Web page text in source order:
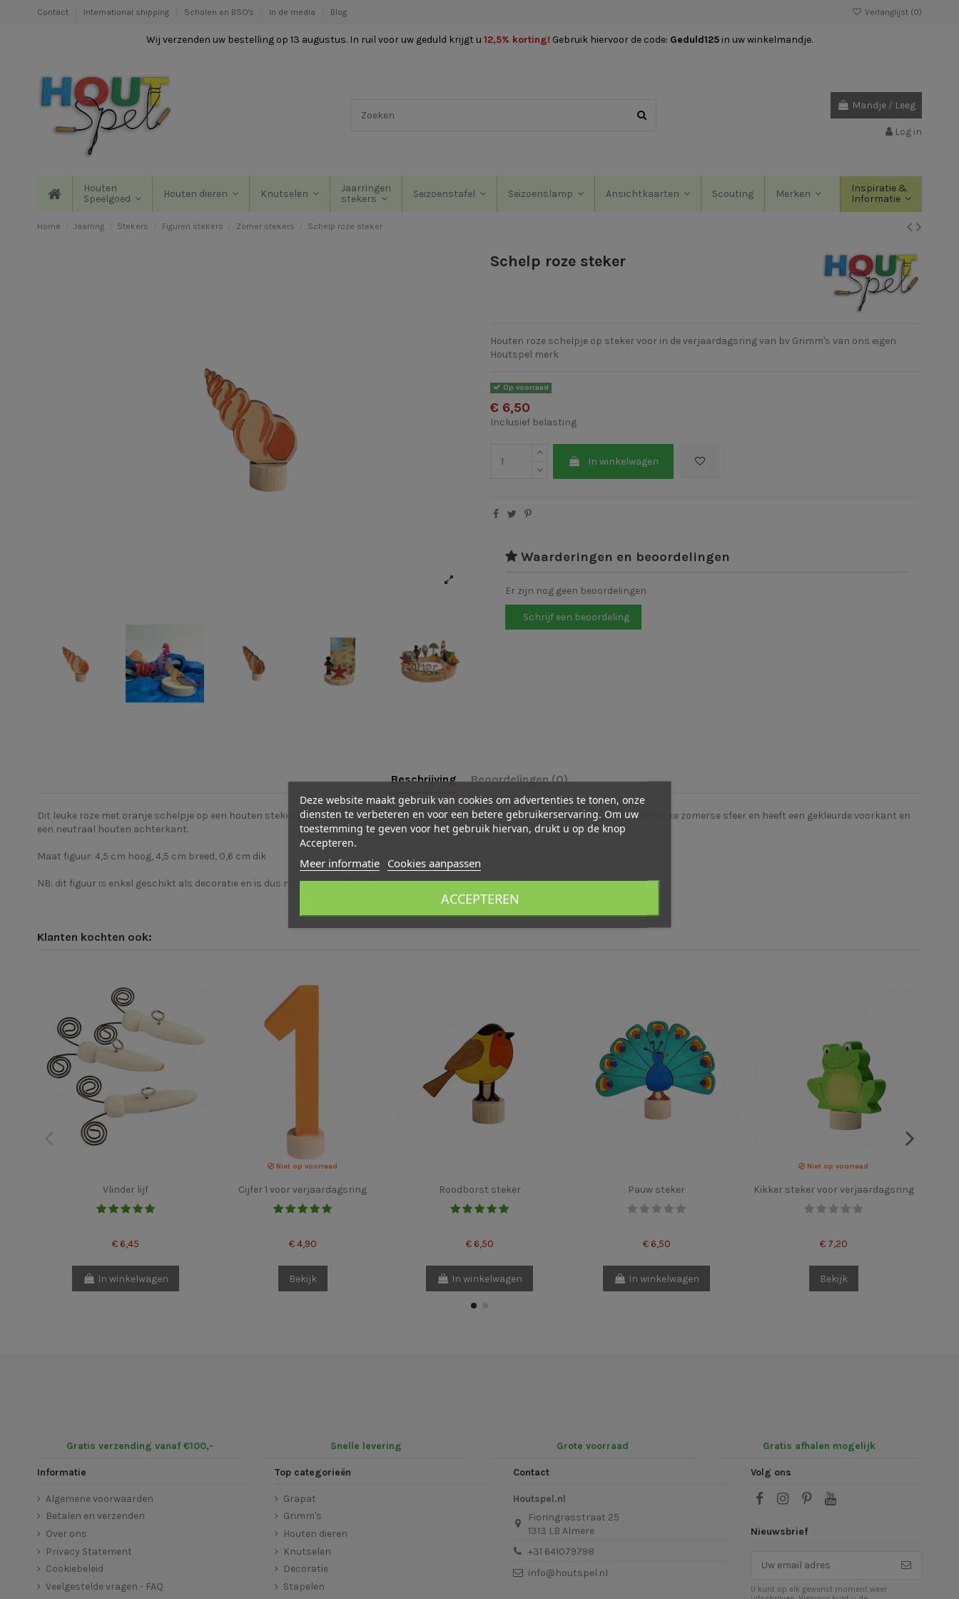
Contact International shipping Scholen en BSO's In de media Blog Verlanglijst (0)
Wij verzenden uw bestelling op 13 augustus. In ruil voor uw geduld krijgt u 12,5% korting! Gebruik hiervoor de code: Geduld125 in uw winkelmandje.
Mandje / Leeg
Log in
Houten
Speelgoed
Houten dieren Knutselen
Jaarringen
stekers
Seizoenstafel Seizoenslamp Ansichtkaarten Scouting Merken
Inspiratie &
Informatie
Home Jaarring Stekers Figuren stekers Zomer stekers Schelp roze steker
Schelp roze steker
Houten roze schelpje op steker voor in de verjaardagsring van bv Grimm's van ons eigen
Houtspel merk
Op voorraad
€ 6,50
Inclusief belasting
In winkelwagen
Waarderingen en beoordelingen
Er zijn nog geen beoordelingen
Schrijf een beoordeling
Beschrijving Beoordelingen (0)
Dit leuke roze met oranje schelpje op een houten steker past precies in de verjaardagsring of stekerhouder. Het schelpje geeft een heerlijke zomerse sfeer en heeft een gekleurde voorkant en
een neutraal houten achterkant.
Maat figuur: 4,5 cm hoog, 4,5 cm breed, 0,6 cm dik
NB: dit figuur is enkel geschikt als decoratie en is dus niet om mee te spelen.
Klanten kochten ook:
Vlinder lijf
€ 6,45
In winkelwagen
Niet op voorraad
Cijfer 1 voor verjaardagsring
€ 4,90
Bekijk
Roodborst steker
€ 6,50
In winkelwagen
Pauw steker
€ 6,50
In winkelwagen
Niet op voorraad
Kikker steker voor verjaardagsring
€ 7,20
Bekijk
Gratis verzending vanaf €100,- Snelle levering Grote voorraad Gratis afhalen mogelijk
Informatie
Algemene voorwaarden
Betalen en verzenden
Over ons
Privacy Statement
Cookiebeleid
Veelgestelde vragen - FAQ
Top categorieën
Grapat
Grimm's
Houten dieren
Knutselen
Decoratie
Stapelen
Contact
Houtspel.nl
Fioringrasstraat 25
1313 LB Almere
+31 641079798
info@houtspel.nl
Deze website maakt gebruik van cookies om advertenties te tonen, onze
diensten te verbeteren en voor een betere gebruikerservaring. Om uw
toestemming te geven voor het gebruik hiervan, drukt u op de knop
Accepteren.
Meer informatie Cookies aanpassen
ACCEPTEREN
Volg ons
Nieuwsbrief
U kunt op elk gewenst moment weer